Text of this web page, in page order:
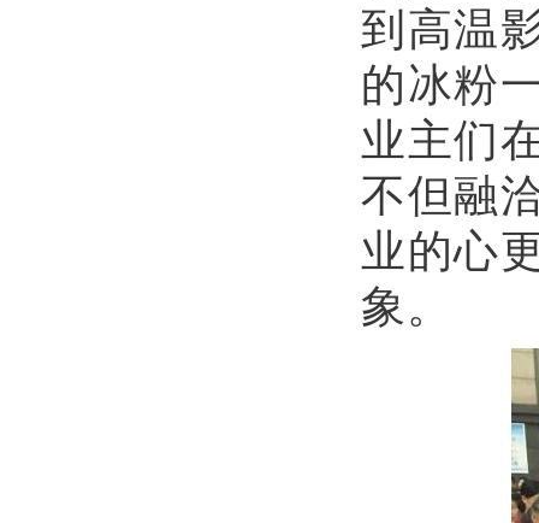
到高温
的冰粉
业主们
不但融
业的心
象。